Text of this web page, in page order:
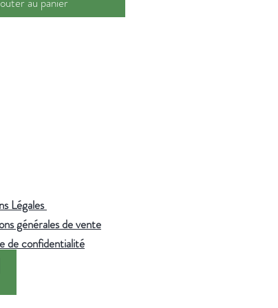
— 3-5 minutes. Utilisez de
Légales
générales de vente
de confidentialité